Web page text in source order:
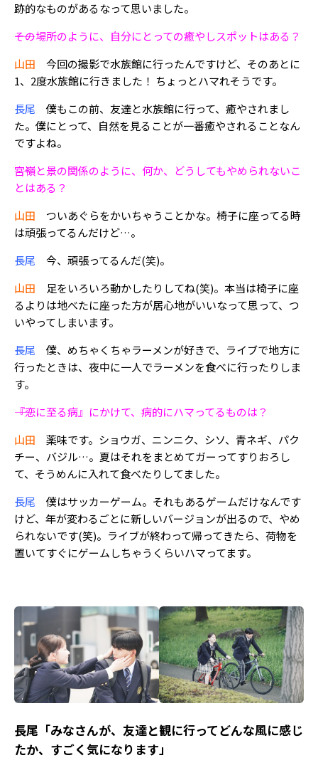
跡的なものがあるなって思いました。
――その場所のように、自分にとっての癒やしスポットはある？
山田 今回の撮影で水族館に行ったんですけど、そのあとに
1、2度水族館に行きました！ ちょっとハマれそうです。
長尾 僕もこの前、友達と水族館に行って、癒やされまし
た。僕にとって、自然を見ることが一番癒やされることなん
ですよね。
――宮嶺と景の関係のように、何か、どうしてもやめられないこ
とはある？
山田 ついあぐらをかいちゃうことかな。椅子に座ってる時
は頑張ってるんだけど…。
長尾 今、頑張ってるんだ(笑)。
山田 足をいろいろ動かしたりしてね(笑)。本当は椅子に座
るよりは地べたに座った方が居心地がいいなって思って、つ
いやってしまいます。
長尾 僕、めちゃくちゃラーメンが好きで、ライブで地方に
行ったときは、夜中に一人でラーメンを食べに行ったりしま
す。
――『恋に至る病』にかけて、病的にハマってるものは？
山田 薬味です。ショウガ、ニンニク、シソ、青ネギ、パク
チー、バジル…。夏はそれをまとめてガーってすりおろし
て、そうめんに入れて食べたりしてました。
長尾 僕はサッカーゲーム。それもあるゲームだけなんです
けど、年が変わるごとに新しいバージョンが出るので、やめ
られないです(笑)。ライブが終わって帰ってきたら、荷物を
置いてすぐにゲームしちゃうくらいハマってます。
長尾「みなさんが、友達と観に行ってどんな風に感じ
たか、すごく気になります」